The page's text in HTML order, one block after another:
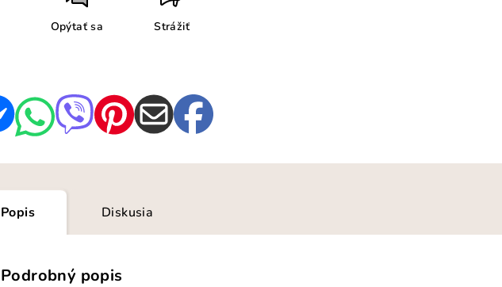
Opýtať sa Strážiť
Popis Diskusia
Podrobný popis